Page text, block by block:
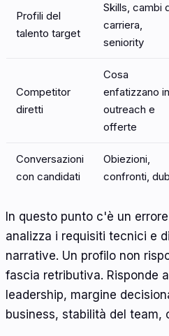
Profili del
talento target
Skills, cambi
carriera,
seniority
Competitor
diretti
Cosa
enfatizzano in
outreach e
offerte
Conversazioni
con candidati
Obiezioni,
confronti,
In questo punto c'è un
analizza i requisiti tecnici e
narrative. Un profilo non
fascia retributiva. Risponde
leadership, margine
business, stabilità del team,